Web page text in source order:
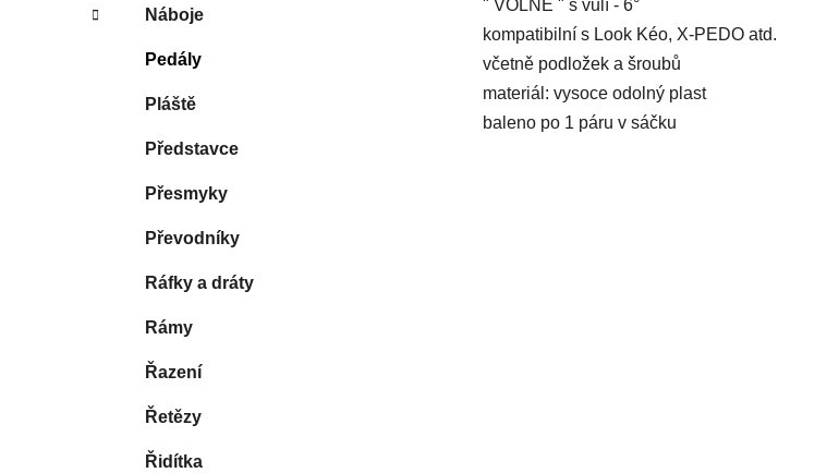
Náboje
Pedály
Pláště
Představce
Přesmyky
Převodníky
Ráfky a dráty
Rámy
Řazení
Řetězy
Řidítka
" VOLNÉ " s vůlí - 6°
kompatibilní s Look Kéo, X-PEDO atd.
včetně podložek a šroubů
materiál: vysoce odolný plast
baleno po 1 páru v sáčku